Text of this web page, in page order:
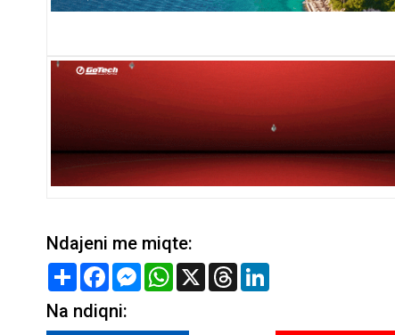
Ndajeni me miqte:
Share FacebookMessenger
WhatsApp
X Threads
Na ndiqni: